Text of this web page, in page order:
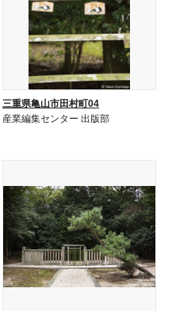
三重県亀山市田村町04
産業編集センター 出版部